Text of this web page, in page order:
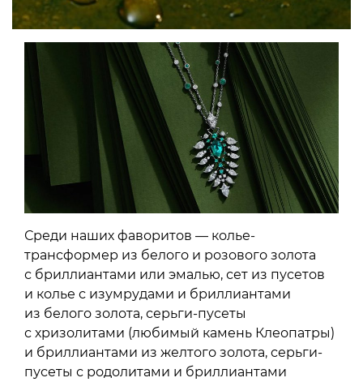
Среди наших фаворитов — колье-
трансформер из белого и розового золота
с бриллиантами или эмалью, сет из пусетов
и колье с изумрудами и бриллиантами
из белого золота, серьги-пусеты
с хризолитами (любимый камень Клеопатры)
и бриллиантами из желтого золота, серьги-
пусеты с родолитами и бриллиантами